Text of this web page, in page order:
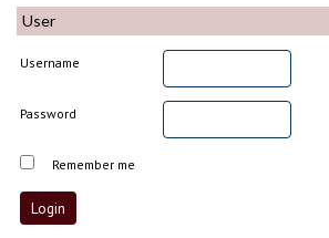
User
Username
Password
Remember me